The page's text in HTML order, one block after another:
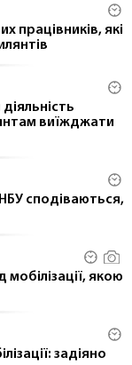
працівників, які
виїжджати
сподіваються,
якою
задіяно